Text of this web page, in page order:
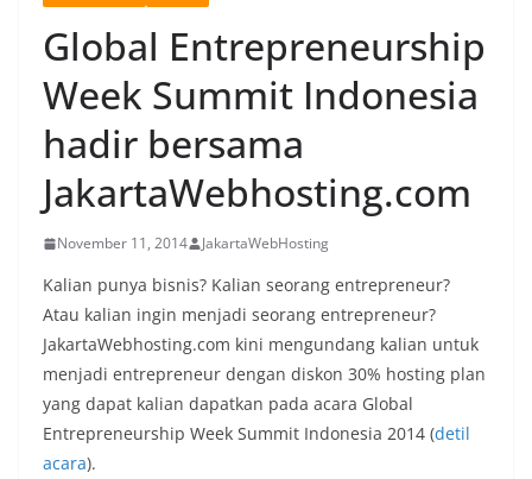
Global Entrepreneurship
Week Summit Indonesia
hadir bersama
JakartaWebhosting.com
November 11, 2014 JakartaWebHosting
Kalian punya bisnis? Kalian seorang entrepreneur?
Atau kalian ingin menjadi seorang entrepreneur?
JakartaWebhosting.com kini mengundang kalian untuk
menjadi entrepreneur dengan diskon 30% hosting plan
yang dapat kalian dapatkan pada acara Global
Entrepreneurship Week Summit Indonesia 2014 (detil
acara).